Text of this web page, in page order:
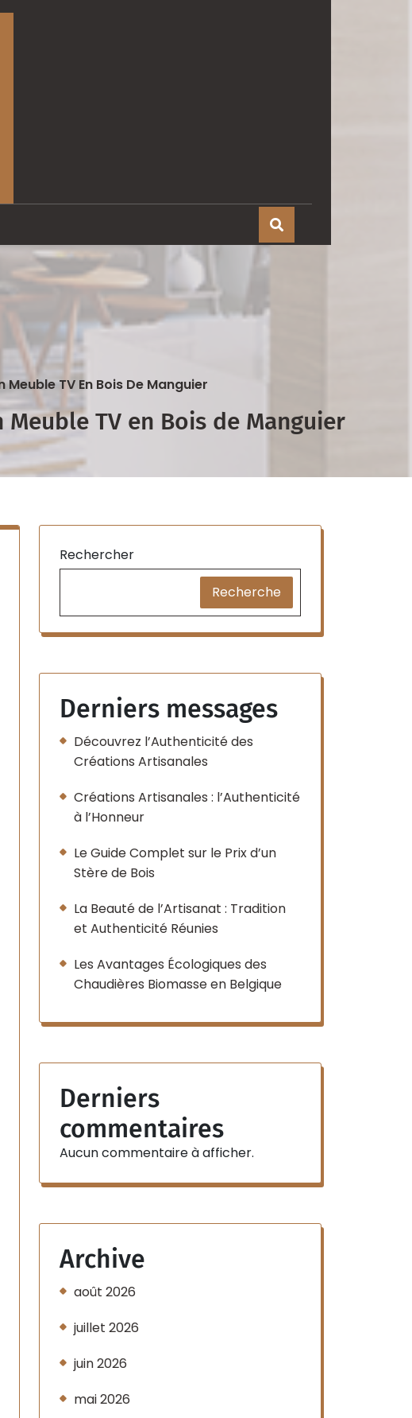
TV En Bois De Manguier
TV en Bois de Manguier
Rechercher
Recherche
Derniers messages
Découvrez l’Authenticité des
Créations Artisanales
Créations Artisanales : l’Authenticité
à l’Honneur
Le Guide Complet sur le Prix d’un
Stère de Bois
La Beauté de l’Artisanat : Tradition
et Authenticité Réunies
Les Avantages Écologiques des
Chaudières Biomasse en Belgique
Derniers
commentaires
Aucun commentaire à afficher.
Archive
août 2026
juillet 2026
juin 2026
mai 2026